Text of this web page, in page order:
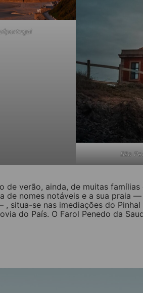
São
de verão, ainda, de muitas
de nomes notáveis e a sua praia
situa-se nas imediações do Pinhal
do País. O Farol Penedo da